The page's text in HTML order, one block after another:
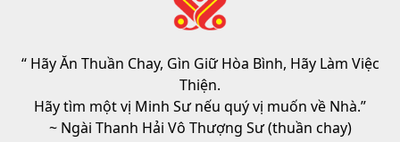
“Fast Charge” Is Wonderful Way
Whenever Material World Begins
to Feel Too Imposing
Tin Đáng Chú Ý 2026-08-05 1212Lượt Xem
“ Hãy Ăn Thuần Chay, Gìn Giữ Hòa Bình, Hãy Làm Việc
Thiện.
Hãy tìm một vị Minh Sư nếu quý vị muốn về Nhà.”
~ Ngài Thanh Hải Vô Thượng Sư (thuần chay)